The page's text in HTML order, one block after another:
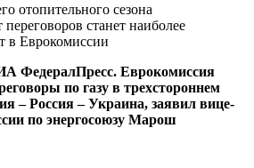
отопительного сезона
станет наиболее
в Еврокомиссии
ФедералПресс. Еврокомиссия
по газу в трехстороннем
– Россия – Украина, заявил вице-
по энергосоюзу Марош